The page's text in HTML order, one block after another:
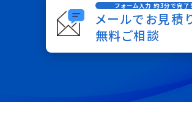
フォーム入力 約3分で完了！
メールでお見積
無料ご相談